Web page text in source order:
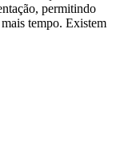
permitindo
tempo. Existem